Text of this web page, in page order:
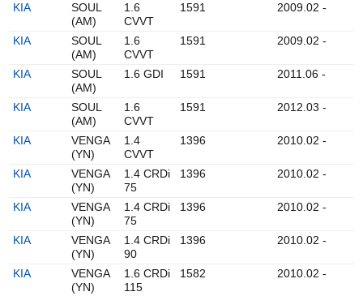
KIA
SOUL
(AM)
1.6
CVVT
1591 2009.02 -
KIA
SOUL
(AM)
1.6
CVVT
1591 2009.02 -
KIA
SOUL
(AM)
1.6 GDI 1591 2011.06 -
KIA
SOUL
(AM)
1.6
CVVT
1591 2012.03 -
KIA
VENGA
(YN)
1.4
CVVT
1396 2010.02 -
KIA
VENGA
(YN)
1.4 CRDi
75
1396 2010.02 -
KIA
VENGA
(YN)
1.4 CRDi
75
1396 2010.02 -
KIA
VENGA
(YN)
1.4 CRDi
90
1396 2010.02 -
KIA
VENGA
(YN)
1.6 CRDi
115
1582 2010.02 -